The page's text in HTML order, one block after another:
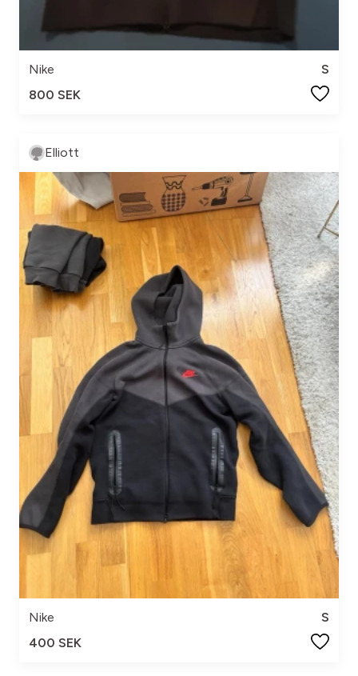
Nike
S
800 SEK
Elliott
Nike
S
400 SEK